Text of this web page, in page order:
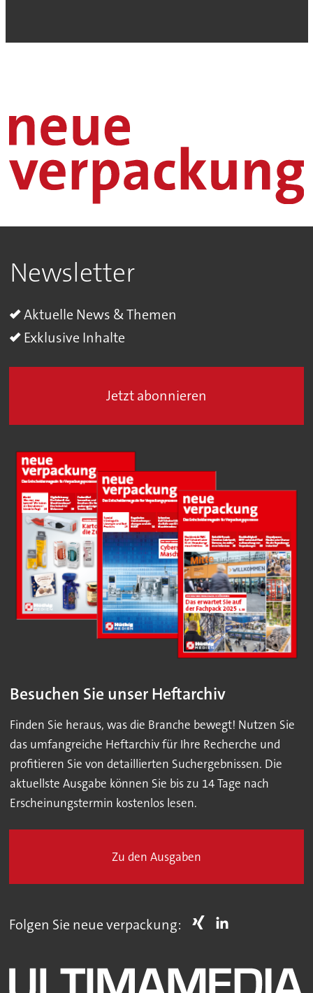
Newsletter
Aktuelle News & Themen
Exklusive Inhalte
Jetzt abonnieren
Besuchen Sie unser Heftarchiv
Finden Sie heraus, was die Branche bewegt! Nutzen Sie
das umfangreiche Heftarchiv für Ihre Recherche und
profitieren Sie von detaillierten Suchergebnissen. Die
aktuellste Ausgabe können Sie bis zu 14 Tage nach
Erscheinungstermin kostenlos lesen.
Zu den Ausgaben
Folgen Sie neue verpackung: